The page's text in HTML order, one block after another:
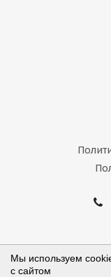
Мы используем
с сайтом